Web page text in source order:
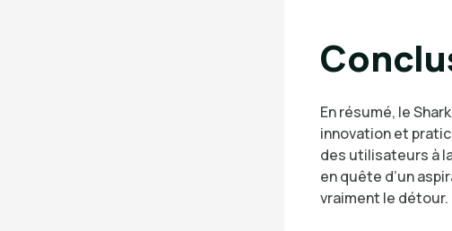
En résumé, le
innovation et
des utilisateurs à
en quête d’un
vraiment le détour.